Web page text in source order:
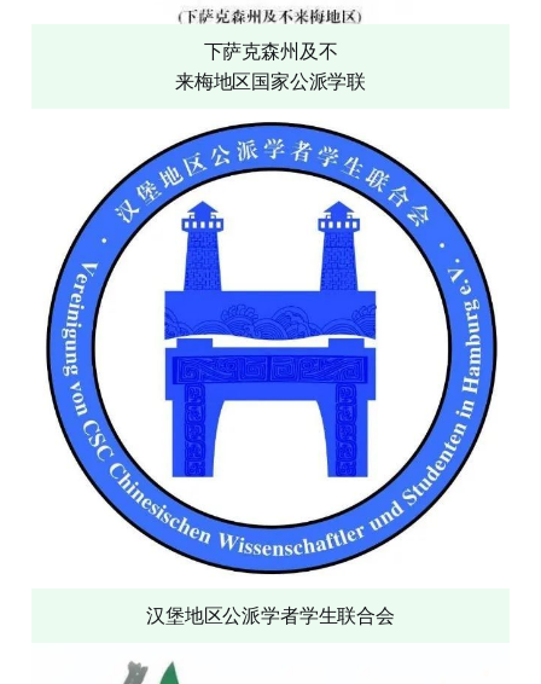
下萨克森州及不
来梅地区国家公派学联
汉堡地区公派学者学生联合会